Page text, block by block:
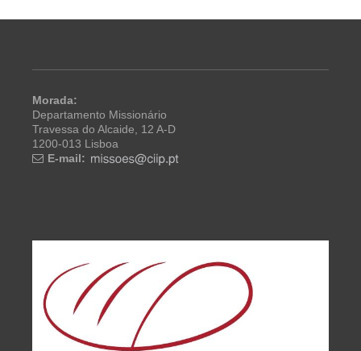
Morada:
Departamento Missionário
Travessa do Alcaide, 12 A-D
1200-013 Lisboa
E-mail: